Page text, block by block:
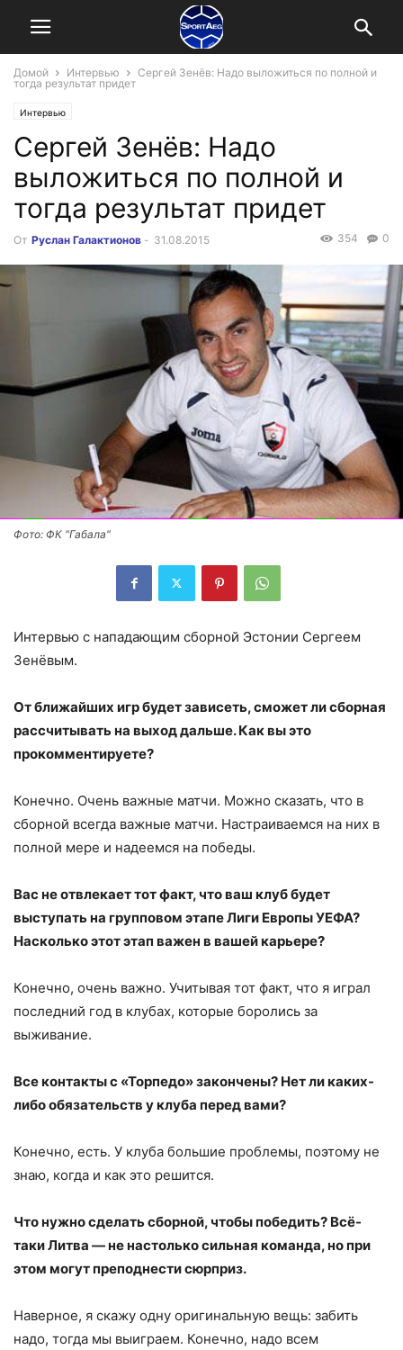
Домой Интервью
Сергей Зенёв: Надо выложиться по полной и
тогда результат придет
Интервью
Сергей Зенёв: Надо
выложиться по полной и
тогда результат придет
От Руслан Галактионов - 31.08.2015 0
354
Фото: ФК "Габала"
Интервью с нападающим сборной Эстонии Сергеем
Зенёвым.
От ближайших игр будет зависеть, сможет ли сборная
рассчитывать на выход дальше. Как вы это
прокомментируете?
Конечно. Очень важные матчи. Можно сказать, что в
сборной всегда важные матчи. Настраиваемся на них в
полной мере и надеемся на победы.
Вас не отвлекает тот факт, что ваш клуб будет
выступать на групповом этапе Лиги Европы УЕФА?
Насколько этот этап важен в вашей карьере?
Конечно, очень важно. Учитывая тот факт, что я играл
последний год в клубах, которые боролись за
выживание.
Все контакты с «Торпедо» закончены? Нет ли каких-
либо обязательств у клуба перед вами?
Конечно, есть. У клуба большие проблемы, поэтому не
знаю, когда и как это решится.
Что нужно сделать сборной, чтобы победить? Всё-
таки Литва — не настолько сильная команда, но при
этом могут преподнести сюрприз.
Наверное, я скажу одну оригинальную вещь: забить
надо, тогда мы выиграем. Конечно, надо всем